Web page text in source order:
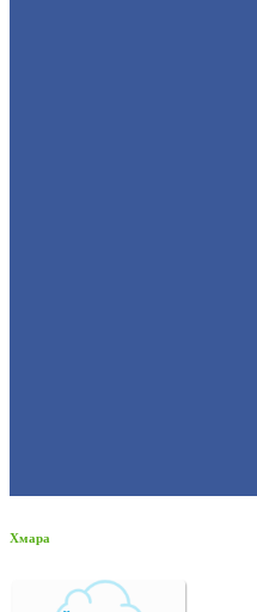
Хмара